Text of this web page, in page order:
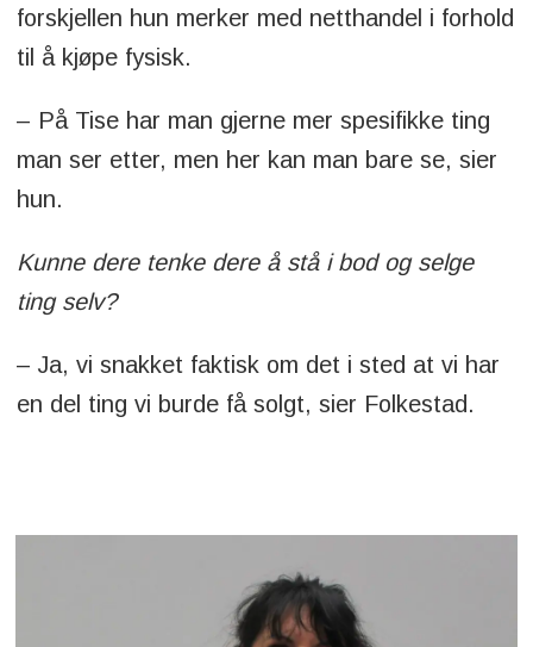
forskjellen hun merker med netthandel i forhold
til å kjøpe fysisk.
– På Tise har man gjerne mer spesifikke ting
man ser etter, men her kan man bare se, sier
hun.
Kunne dere tenke dere å stå i bod og selge
ting selv?
– Ja, vi snakket faktisk om det i sted at vi har
en del ting vi burde få solgt, sier Folkestad.